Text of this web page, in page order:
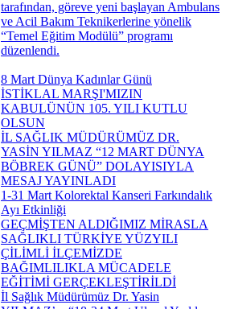
tarafından, göreve yeni başlayan Ambulans
ve Acil Bakım Teknikerlerine yönelik
“Temel Eğitim Modülü” programı
düzenlendi.
8 Mart Dünya Kadınlar Günü
İSTİKLAL MARŞI'MIZIN
KABULÜNÜN 105. YILI KUTLU
OLSUN
İL SAĞLIK MÜDÜRÜMÜZ DR.
YASİN YILMAZ “12 MART DÜNYA
BÖBREK GÜNÜ” DOLAYISIYLA
MESAJ YAYINLADI
1-31 Mart Kolorektal Kanseri Farkındalık
Ayı Etkinliği
GEÇMİŞTEN ALDIĞIMIZ MİRASLA
SAĞLIKLI TÜRKİYE YÜZYILI
ÇİLİMLİ İLÇEMİZDE
BAĞIMLILIKLA MÜCADELE
EĞİTİMİ GERÇEKLEŞTİRİLDİ
İl Sağlık Müdürümüz Dr. Yasin